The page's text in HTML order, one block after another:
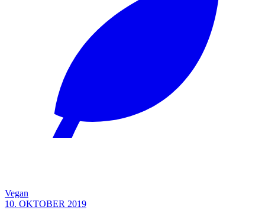
Vegan
10. OKTOBER 2019